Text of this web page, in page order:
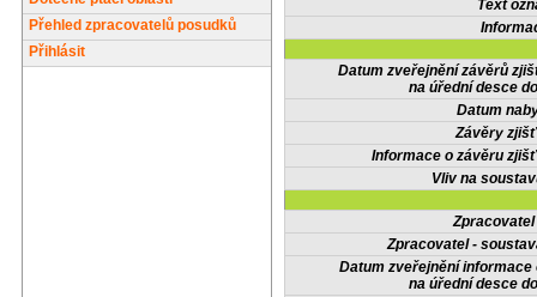
Přehled zpracovatelů posudků
Přihlásit
Text
Datum zveřejnění závěrů
na úřední desce
Datum
Závěry
Informace o závěru
Vliv na
Zpracovatel -
Datum zveřejnění informace
na úřední desce